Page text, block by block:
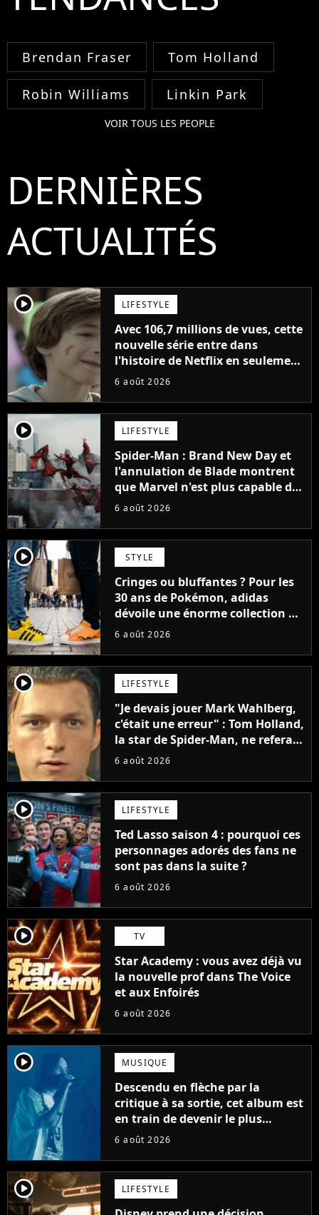
Brendan Fraser Tom Holland
Robin Williams Linkin Park
VOIR TOUS LES PEOPLE
DERNIÈRES
ACTUALITÉS
player2 LIFESTYLE
Avec 106,7 millions de vues, cette
nouvelle série entre dans
l'histoire de Netflix en seulement
48 jours
6 août 2026
player2 LIFESTYLE
Spider-Man : Brand New Day et
l'annulation de Blade montrent
que Marvel n'est plus capable de
faire quoi que ce soit de simple
6 août 2026
player2 STYLE
Cringes ou bluffantes ? Pour les
30 ans de Pokémon, adidas
dévoile une énorme collection de
sneakers et je ne sais pas quoi en
6 août 2026
player2 LIFESTYLE
"Je devais jouer Mark Wahlberg,
c'était une erreur" : Tom Holland,
la star de Spider-Man, ne referait
pas ce blockbuster
6 août 2026
player2 LIFESTYLE
Ted Lasso saison 4 : pourquoi ces
personnages adorés des fans ne
sont pas dans la suite ?
6 août 2026
player2 TV
Star Academy : vous avez déjà vu
la nouvelle prof dans The Voice
et aux Enfoirés
6 août 2026
player2 MUSIQUE
Descendu en flèche par la
critique à sa sortie, cet album est
en train de devenir le plus
populaire de son auteur
6 août 2026
player2 LIFESTYLE